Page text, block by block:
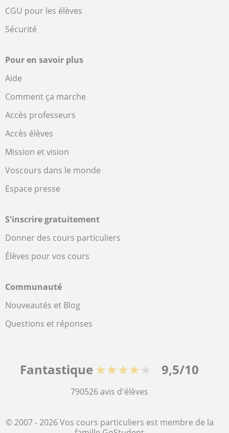
CGU pour les élèves
Sécurité
Pour en savoir plus
Aide
Comment ça marche
Accès professeurs
Accès élèves
Mission et vision
Voscours dans le monde
Espace presse
S'inscrire gratuitement
Donner des cours particuliers
Élèves pour vos cours
Communauté
Nouveautés et Blog
Questions et réponses
Fantastique ★★★★★ 9,5/10
790526avis d'élèves
© 2007 - 2026 Vos cours particuliers est membre de la